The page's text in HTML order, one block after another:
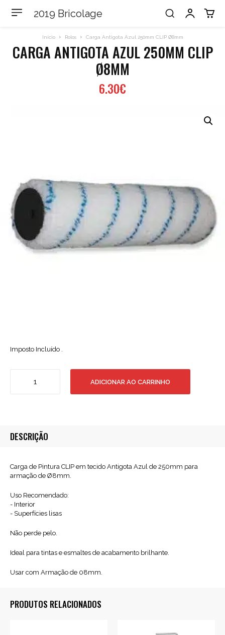
2019 Bricolage
Início Rolos Carga Antigota Azul 250mm CLIP Ø8mm
CARGA ANTIGOTA AZUL 250MM CLIP
Ø8MM
6.30€
Imposto Incluído .
CLIP
ADICIONAR AO CARRINHO
DESCRIÇÃO
Carga de Pintura CLIP em tecido Antigota Azul de 250mm para
armação de Ø8mm.
Uso Recomendado:
- Interior
- Superfícies lisas
Não perde pelo.
Ideal para tintas e esmaltes de acabamento brilhante.
Usar com Armação de 08mm.
PRODUTOS RELACIONADOS